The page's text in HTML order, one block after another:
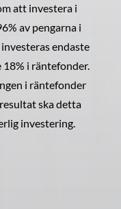
att investera i
av pengarna i
endaste
i räntefonder.
i räntefonder
ska detta
investering.